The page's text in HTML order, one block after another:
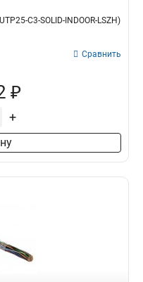
C3-SOLID-INDOOR-LSZH)
Сравнить
₽
+